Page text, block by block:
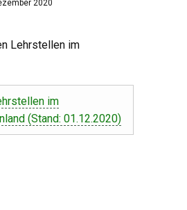
2020
Lehrstellen im
im
(Stand: 01.12.2020)